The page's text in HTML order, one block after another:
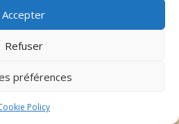
Accepter
Refuser
préférences
Policy
| ©2026 Au delà du regard